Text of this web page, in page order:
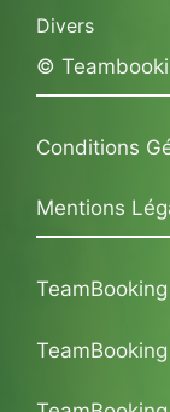
Divers
©
Conditions
Mentions